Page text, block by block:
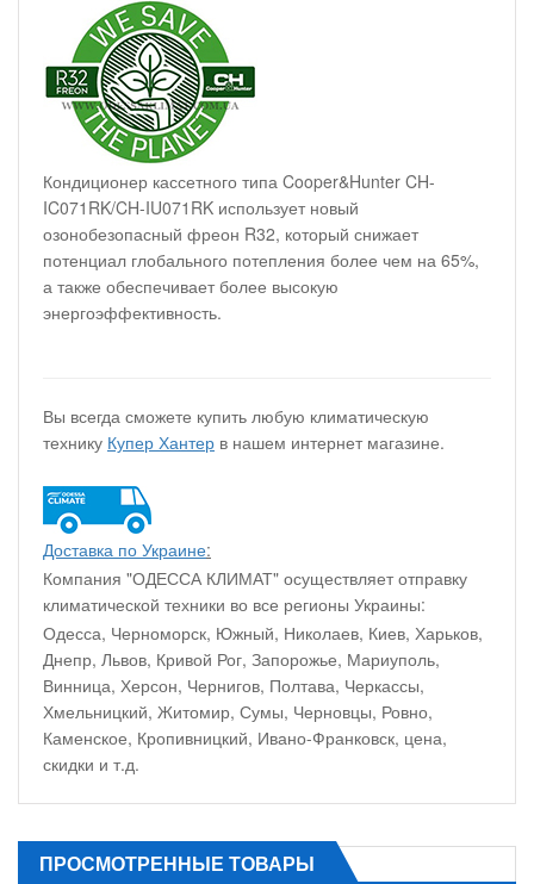
Кондиционер кассетного типа Cooper&Hunter CH-
IC071RK/CH-IU071RK использует новый
озонобезопасный фреон R32, который снижает
потенциал глобального потепления более чем на 65%,
а также обеспечивает более высокую
энергоэффективность.
Вы всегда сможете купить любую климатическую
технику Купер Хантер в нашем интернет магазине.
Доставка по Украине:
Компания "ОДЕССА КЛИМАТ" осуществляет отправку
климатической техники во все регионы Украины:
Одесса, Черноморск, Южный, Николаев, Киев, Харьков,
Днепр, Львов, Кривой Рог, Запорожье, Мариуполь,
Винница, Херсон, Чернигов, Полтава, Черкассы,
Хмельницкий, Житомир, Сумы, Черновцы, Ровно,
Каменское, Кропивницкий, Ивано-Франковск, цена,
скидки и т.д.
ПРОСМОТРЕННЫЕ ТОВАРЫ